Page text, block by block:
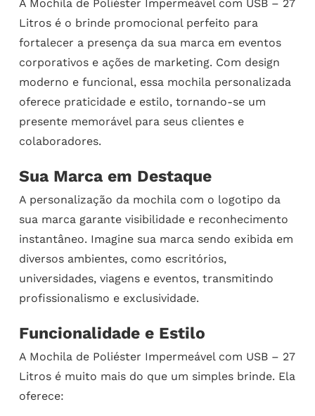
A Mochila de Poliéster Impermeável com USB – 27
Litros é o brinde promocional perfeito para
fortalecer a presença da sua marca em eventos
corporativos e ações de marketing. Com design
moderno e funcional, essa mochila personalizada
oferece praticidade e estilo, tornando-se um
presente memorável para seus clientes e
colaboradores.
Sua Marca em Destaque
A personalização da mochila com o logotipo da
sua marca garante visibilidade e reconhecimento
instantâneo. Imagine sua marca sendo exibida em
diversos ambientes, como escritórios,
universidades, viagens e eventos, transmitindo
profissionalismo e exclusividade.
Funcionalidade e Estilo
A Mochila de Poliéster Impermeável com USB – 27
Litros é muito mais do que um simples brinde. Ela
oferece: